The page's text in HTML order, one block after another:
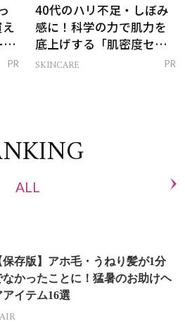
PR
40代のハリ不足・しぼみ
感に！科学の力で肌力を
底上げする「肌密度セラ
ム」
SKINCARE PR
ALL
保存版】アホ毛・うねり髪が1分
なかったことに！猛暑のお助けヘ
アイテム16選